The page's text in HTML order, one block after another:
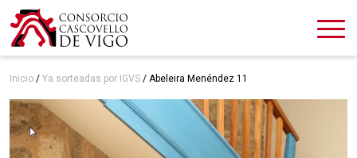
Inicio / Ya sorteadas por IGVS / Abeleira Menéndez 11